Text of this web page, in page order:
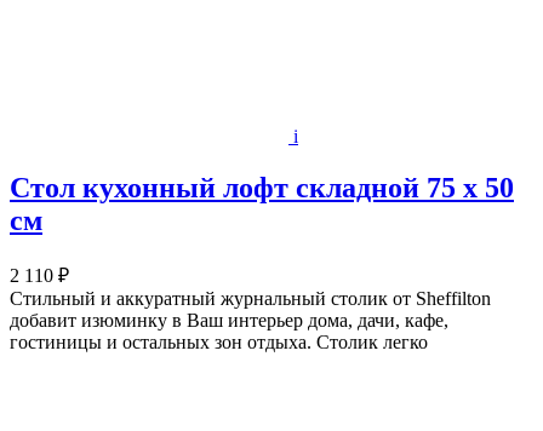
i
Стол кухонный лофт складной 75 х 50
см
2 110 ₽
Cтильный и аккуратный журнальный столик от Sheffilton
добавит изюминку в Ваш интерьер дома, дачи, кафе,
гостиницы и остальных зон отдыха. Столик легко